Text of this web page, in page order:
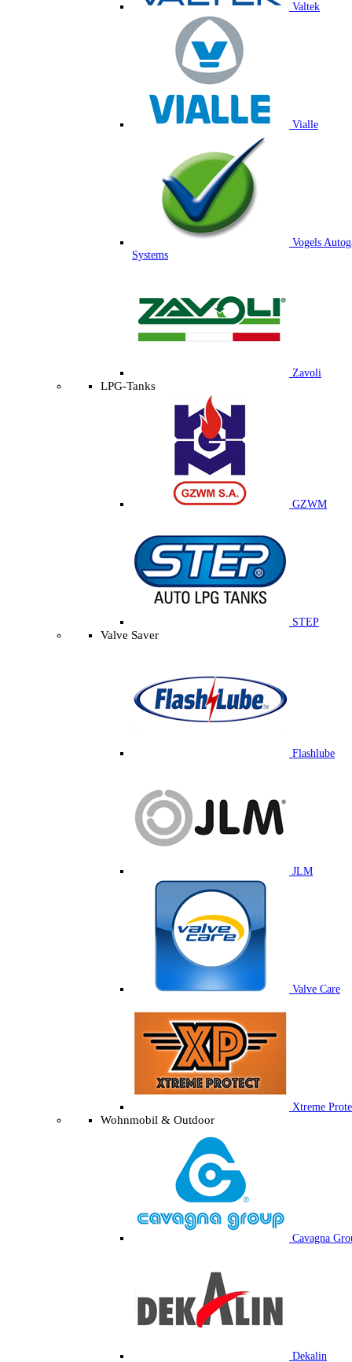
Valtek
Vialle
Vogels
Systems
Zavoli
LPG-Tanks
GZWM
STEP
Valve Saver
Flashlube
JLM
Valve Care
Xtreme
Wohnmobil & Outdoor
Cavagna
Dekalin